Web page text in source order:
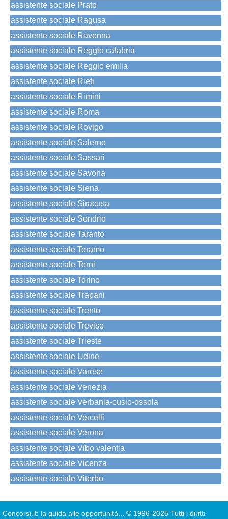
assistente sociale Prato
assistente sociale Ragusa
assistente sociale Ravenna
assistente sociale Reggio calabria
assistente sociale Reggio emilia
assistente sociale Rieti
assistente sociale Rimini
assistente sociale Roma
assistente sociale Rovigo
assistente sociale Salerno
assistente sociale Sassari
assistente sociale Savona
assistente sociale Siena
assistente sociale Siracusa
assistente sociale Sondrio
assistente sociale Taranto
assistente sociale Teramo
assistente sociale Terni
assistente sociale Torino
assistente sociale Trapani
assistente sociale Trento
assistente sociale Treviso
assistente sociale Trieste
assistente sociale Udine
assistente sociale Varese
assistente sociale Venezia
assistente sociale Verbania-cusio-ossola
assistente sociale Vercelli
assistente sociale Verona
assistente sociale Vibo valentia
assistente sociale Vicenza
assistente sociale Viterbo
Concorsi.it: la guida alle opportunità... © 1996-2025 Tutti i diritti